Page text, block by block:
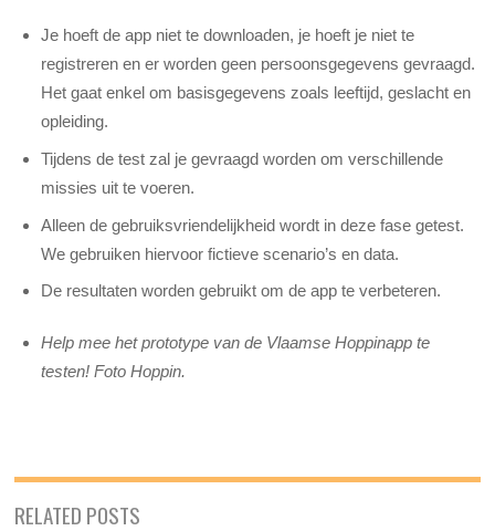
Je hoeft de app niet te downloaden, je hoeft je niet te
registreren en er worden geen persoonsgegevens gevraagd.
Het gaat enkel om basisgegevens zoals leeftijd, geslacht en
opleiding.
Tijdens de test zal je gevraagd worden om verschillende
missies uit te voeren.
Alleen de gebruiksvriendelijkheid wordt in deze fase getest.
We gebruiken hiervoor fictieve scenario’s en data.
De resultaten worden gebruikt om de app te verbeteren.
Help mee het prototype van de Vlaamse Hoppinapp te
testen! Foto Hoppin.
RELATED POSTS